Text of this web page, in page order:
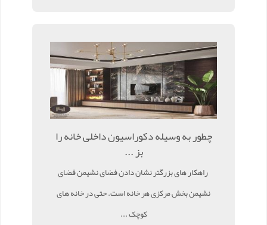
چطور به وسیله دکوراسیون داخلی خانه را
بز ...
راهکار های بزرگتر نشان دادن فضای نشیمن فضای
نشیمن بخش مرکزی هر خانه است. حتی در خانه های
کوچک ...